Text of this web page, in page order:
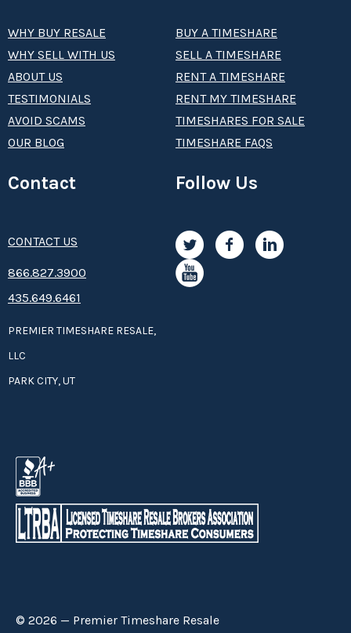
WHY BUY RESALE
WHY SELL WITH US
ABOUT US
TESTIMONIALS
AVOID SCAMS
OUR BLOG
BUY A TIMESHARE
SELL A TIMESHARE
RENT A TIMESHARE
RENT MY TIMESHARE
TIMESHARES FOR SALE
TIMESHARE FAQS
Contact
CONTACT US
8­66.8­­­­27.3­9­­0­­­0
435.649.6461
PREMIER TIMESHARE RESALE,
LLC
PARK CITY, UT
Follow Us
© 2026 — Premier Timeshare Resale